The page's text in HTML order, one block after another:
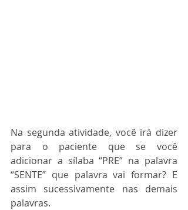
Na segunda atividade, você irá dizer
para o paciente que se você
adicionar a sílaba “PRE” na palavra
“SENTE” que palavra vai formar? E
assim sucessivamente nas demais
palavras.